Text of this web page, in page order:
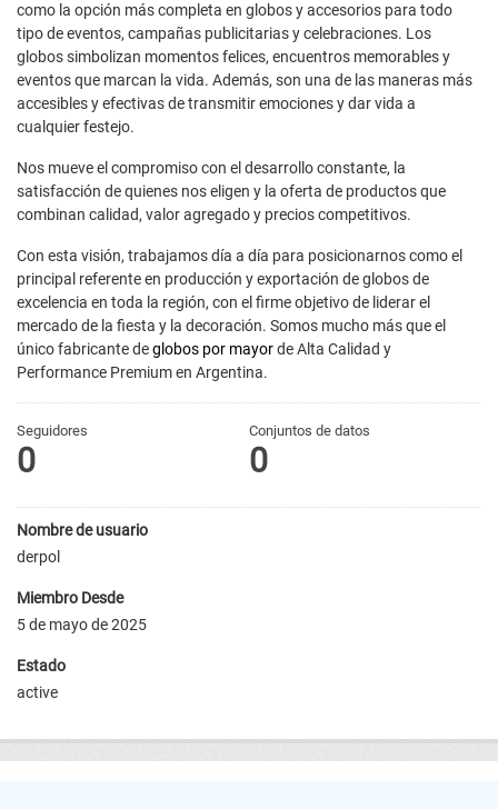
como la opción más completa en globos y accesorios para todo
tipo de eventos, campañas publicitarias y celebraciones. Los
globos simbolizan momentos felices, encuentros memorables y
eventos que marcan la vida. Además, son una de las maneras más
accesibles y efectivas de transmitir emociones y dar vida a
cualquier festejo.
Nos mueve el compromiso con el desarrollo constante, la
satisfacción de quienes nos eligen y la oferta de productos que
combinan calidad, valor agregado y precios competitivos.
Con esta visión, trabajamos día a día para posicionarnos como el
principal referente en producción y exportación de globos de
excelencia en toda la región, con el firme objetivo de liderar el
mercado de la fiesta y la decoración. Somos mucho más que el
único fabricante deglobos por mayorde Alta Calidad y
Performance Premium en Argentina.
Seguidores
0
Conjuntos de datos
0
Nombre de usuario
derpol
Miembro Desde
5 de mayo de 2025
Estado
active